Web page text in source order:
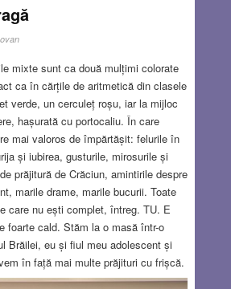
mixte sunt ca două mulțimi colorate
ca în cărțile de aritmetică din clasele
verde, un cerculeț roșu, iar la mijloc
hașurată cu portocaliu. În care
mai valoros de împărtășit: felurile în
și iubirea, gusturile, mirosurile și
prăjitură de Crăciun, amintirile despre
marile drame, marile bucurii. Toate
care nu ești complet, întreg. TU. E
foarte cald. Stăm la o masă într-o
Brăilei, eu și fiul meu adolescent și
în față mai multe prăjituri cu frișcă.
am putea mânca. Sinaia și Brateș și